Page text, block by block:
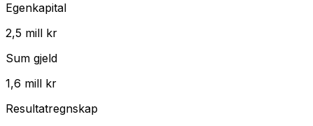
Egenkapital
2,5 mill kr
Sum gjeld
1,6 mill kr
Resultatregnskap